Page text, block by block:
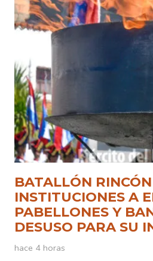
BATALLÓN
INSTITUCIONES A
PABELLONES Y
DESUSO PARA SU
hace 4 horas